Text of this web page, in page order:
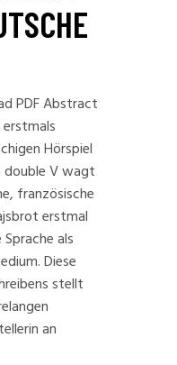
PDF Abstract
Hörspiel
double V wagt
französische
erstmal
als
Diese
stellt
an